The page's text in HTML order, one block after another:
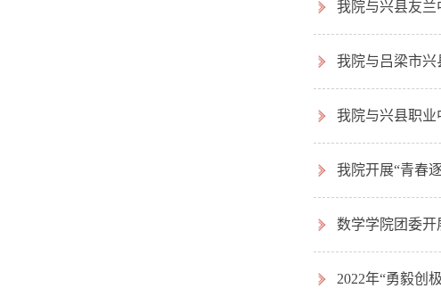
我院与兴县友
我院与吕梁市兴
我院与兴县职业
我院开展“青春
数学学院团委开
2022年“勇毅创